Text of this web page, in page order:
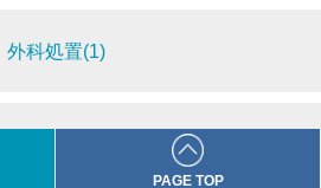
外科処置(1)
PAGE TOP